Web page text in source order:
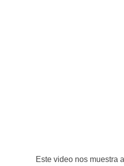
Este video nos muestra